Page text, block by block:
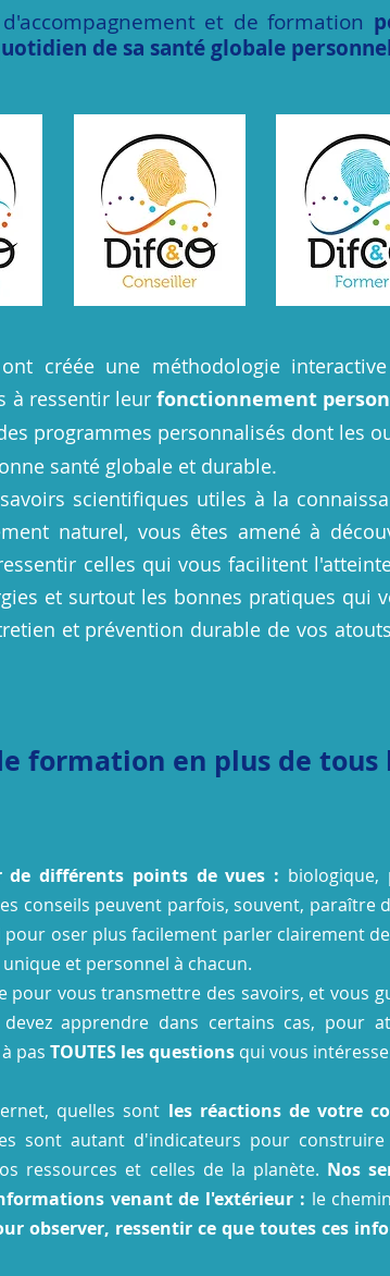
et de formation
de sa santé globale
ont créée une méthodologie
à ressentir leurfonctionnement
programmes personnalisés dont les
santé globale et durable.
scientifiques utiles à la
naturel, vous êtes amené à
celles qui vous facilitent
et surtout les bonnes pratiques qui
et prévention durable de vos
formation en plus de tous
différents points de vues : biologique,
conseils peuvent parfois, souvent, paraître
oser plus facilement parler clairement
et personnel à chacun.
pour vous transmettre des savoirs, et vous
apprendre dans certains cas, pour
pas TOUTES les questions qui vous
quelles sont les réactions de votre
sont autant d'indicateurs pour
ressources et celles de la planète. Nos
venant de l'extérieur : le
observer, ressentir ce que toutes ces